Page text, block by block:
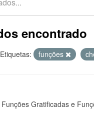
encontrado
Etiquetas: funções
Gratificadas e